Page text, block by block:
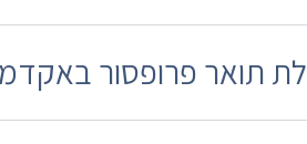
תואר פרופסור